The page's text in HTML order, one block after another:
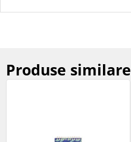
Produse similare